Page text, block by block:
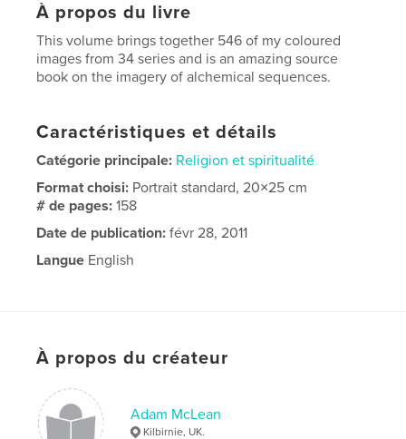
À propos du livre
This volume brings together 546 of my coloured
images from 34 series and is an amazing source
book on the imagery of alchemical sequences.
Caractéristiques et détails
Catégorie principale: Religion et spiritualité
Format choisi: Portrait standard, 20×25 cm
# de pages:158
Date de publication: févr 28, 2011
Langue English
À propos du créateur
Adam McLean
Kilbirnie, UK.